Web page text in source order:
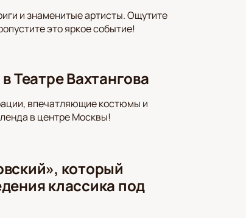
и знаменитые артисты. Ощутите
это яркое событие!
Театре Вахтангова
впечатляющие костюмы и
в центре Москвы!
который
классика под